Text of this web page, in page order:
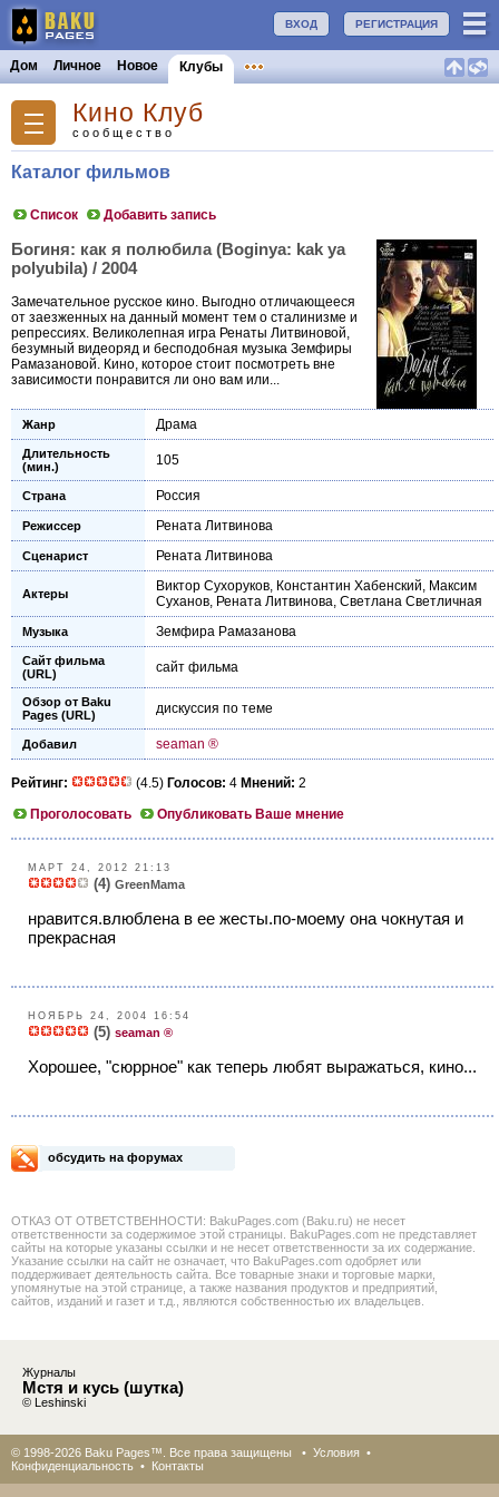
РЕГИСТРАЦИЯ
ВХОД
Дом Личное Новое Клубы
Кино Клуб
сообщество
Каталог фильмов
Список Добавить запись
Богиня: как я полюбила (Boginya: kak ya
polyubila) / 2004
Замечательное русское кино. Выгодно отличающееся
от заезженных на данный момент тем о сталинизме и
репрессиях. Великолепная игра Ренаты Литвиновой,
безумный видеоряд и бесподобная музыка Земфиры
Рамазановой. Кино, которое стоит посмотреть вне
зависимости понравится ли оно вам или...
Жанр Драма
Длительность
(мин.)
105
Страна Россия
Режиссер Рената Литвинова
Сценарист Рената Литвинова
Актеры Виктор Сухоруков, Константин Хабенский, Максим
Суханов, Рената Литвинова, Светлана Светличная
Музыка Земфира Рамазанова
Сайт фильма
(URL)
сайт фильма
Обзор от Baku
Pages (URL)
дискуссия по теме
Добавил seaman ®
Рейтинг: (4.5) Голосов: 4 Мнений: 2
Проголосовать
Опубликовать Ваше мнение
МАРТ 24, 2012 21:13
(4) GreenMama
нравится.влюблена в ее жесты.по-моему она чокнутая и
прекрасная
НОЯБРЬ 24, 2004 16:54
(5) seaman ®
Хорошее, "сюррное" как теперь любят выражаться, кино...
обсудить на форумах
ОТКАЗ ОТ ОТВЕТСТВЕННОСТИ: BakuPages.com (Baku.ru) не несет
ответственности за содержимое этой страницы. BakuPages.com не представляет
сайты на которые указаны ссылки и не несет ответственности за их содержание.
Указание ссылки на сайт не означает, что BakuPages.com одобряет или
поддерживает деятельность сайта. Все товарные знаки и торговые марки,
упомянутые на этой странице, а также названия продуктов и предприятий,
сайтов, изданий и газет и т.д., являются собственностью их владельцев.
Журналы
Мстя и кусь (шутка)
© Leshinski
© 1998-2026 Baku Pages™. Все права защищены • Условия •
Конфиденциальность • Контакты